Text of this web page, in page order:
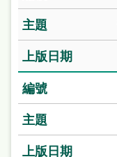
English
日
本
語
隱
私